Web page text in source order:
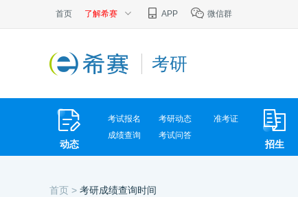
首页 了解希赛 APP 微信群
考研
动态
考试报名 考研动态
准考证
成绩查询
考试问答
招生
首页 > 考研成绩查询时间